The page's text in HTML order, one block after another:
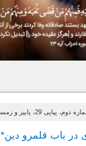
در باب قلمرو دین*